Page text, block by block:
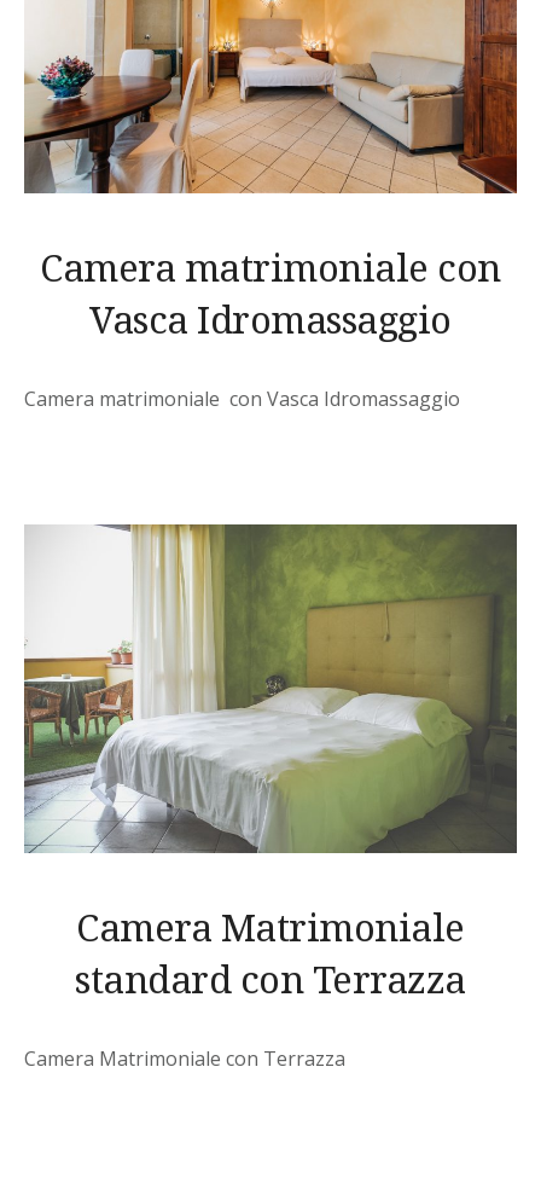
Camera matrimoniale con
Vasca Idromassaggio
Camera matrimoniale con Vasca Idromassaggio
Camera Matrimoniale
standard con Terrazza
Camera Matrimoniale con Terrazza